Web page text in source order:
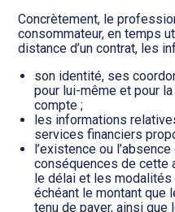
Concrètement, le
consommateur, en temps
distance d’un contrat, les
son identité, ses
pour lui-même et pour
compte ;
les informations
services financiers
l’existence ou
conséquences de cette
le délai et les
échéant le montant que
tenu de payer, ainsi